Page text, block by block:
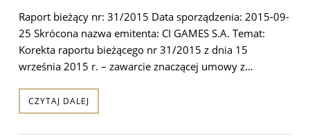
Raport bieżący nr: 31/2015 Data sporządzenia: 2015-09-
25 Skrócona nazwa emitenta: CI GAMES S.A. Temat:
Korekta raportu bieżącego nr 31/2015 z dnia 15
września 2015 r. – zawarcie znaczącej umowy z…
CZYTAJ DALEJ